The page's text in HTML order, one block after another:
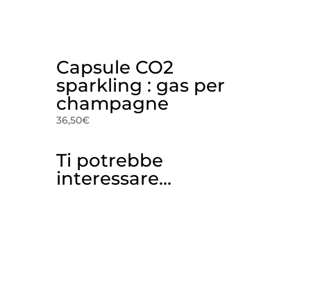
Capsule CO2
sparkling : gas per
champagne
36,50€
Ti potrebbe
interessare…